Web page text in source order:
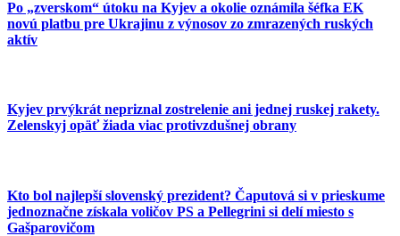
Po „zverskom“ útoku na Kyjev a okolie oznámila šéfka EK
novú platbu pre Ukrajinu z výnosov zo zmrazených ruských
aktív
Kyjev prvýkrát nepriznal zostrelenie ani jednej ruskej rakety.
Zelenskyj opäť žiada viac protivzdušnej obrany
Kto bol najlepší slovenský prezident? Čaputová si v prieskume
jednoznačne získala voličov PS a Pellegrini si delí miesto s
Gašparovičom